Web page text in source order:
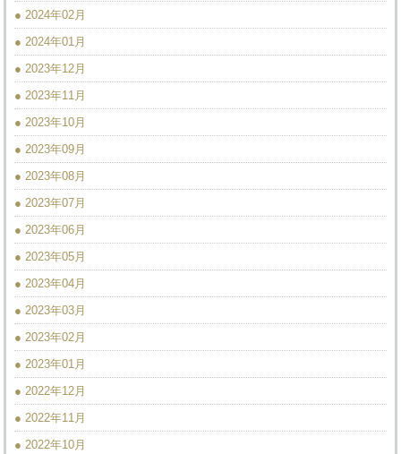
● 2024年02月
● 2024年01月
● 2023年12月
● 2023年11月
● 2023年10月
● 2023年09月
● 2023年08月
● 2023年07月
● 2023年06月
● 2023年05月
● 2023年04月
● 2023年03月
● 2023年02月
● 2023年01月
● 2022年12月
● 2022年11月
● 2022年10月